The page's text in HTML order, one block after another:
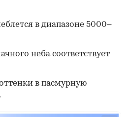
в диапазоне 5000–
неба соответствует
в пасмурную